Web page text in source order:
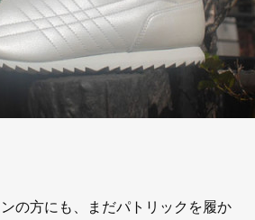
の方にも、まだパトリックを履か